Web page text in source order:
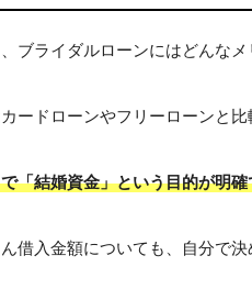
ブライダルローンにはどんな
ードローンやフリーローンと
「結婚資金」という目的が明
借入金額についても、自分で決